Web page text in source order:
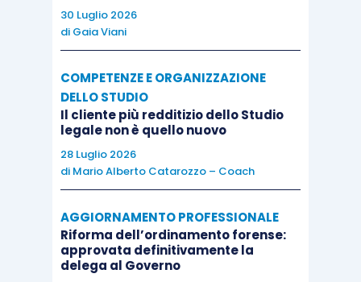
30 Luglio 2026
di Gaia Viani
COMPETENZE E ORGANIZZAZIONE
DELLO STUDIO
Il cliente più redditizio dello Studio
legale non è quello nuovo
28 Luglio 2026
di Mario Alberto Catarozzo – Coach
AGGIORNAMENTO PROFESSIONALE
Riforma dell’ordinamento forense:
approvata definitivamente la
delega al Governo